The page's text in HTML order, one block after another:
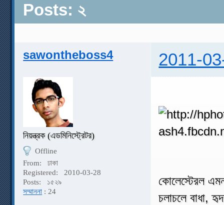
Posts: ২
sawontheboss4 2011-
নিয়ন্ত্রক (এডমিনিস্ট্রেটর)
Offline
From:
ঢাকা
Registered:
2010-03-28
Posts:
১৫২৯
সম্মাননা : 24
কোলেস্টেরল
চলাচলে বাধা,